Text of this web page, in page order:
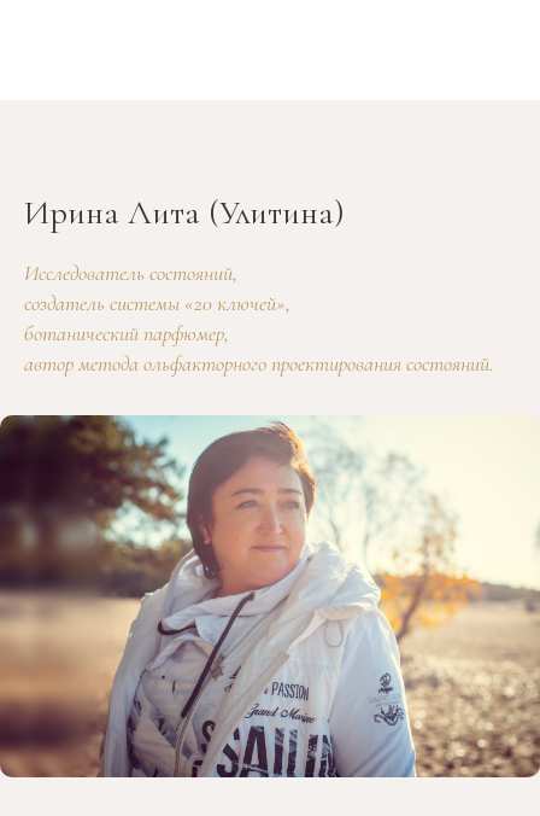
Ирина Лита (Улитина)
Исследователь состояний,
создатель системы «20 ключей»,
ботанический парфюмер,
автор метода ольфакторного проектирования состояний.